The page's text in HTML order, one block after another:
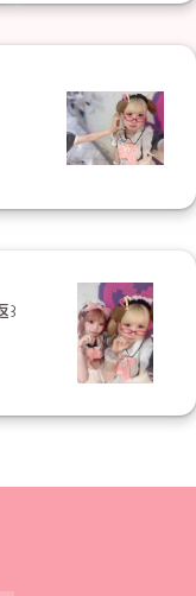
アカウント
アカウント
Instagram公式アカウント
みんFacebook公式アカウン
りーみんYouTube公式アカ